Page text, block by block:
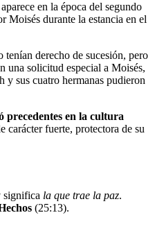
en la época del segundo
Moisés durante la estancia en el
tenían derecho de sucesión, pero
una solicitud especial a Moisés,
y sus cuatro hermanas pudieron
precedentes en la cultura
carácter fuerte, protectora de su
significa la que trae la paz.
(25:13).